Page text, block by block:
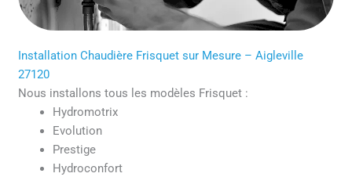
Installation Chaudière Frisquet sur Mesure – Aigleville
27120
Nous installons tous les modèles Frisquet :
Hydromotrix
Evolution
Prestige
Hydroconfort